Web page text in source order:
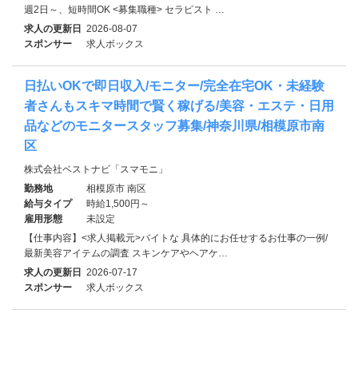
週2日～、短時間OK <募集職種> セラピスト …
求人の更新日 2026-08-07
スポンサー
求人ボックス
日払いOKで即日収入/モニター/完全在宅OK・未経験
者さんもスキマ時間で賢く稼げる/美容・エステ・日用
品などのモニタースタッフ募集/神奈川県/相模原市南
区
株式会社ベストナビ「スマモニ」
勤務地
相模原市 南区
給与タイプ
時給1,500円～
雇用形態
未設定
【仕事内容】<求人掲載元>バイトな 具体的にお任せするお仕事の一例/
最新美容アイテムの調査 スキンケアやヘアケ…
求人の更新日 2026-07-17
スポンサー
求人ボックス